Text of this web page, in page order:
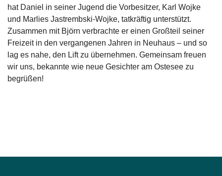
hat Daniel in seiner Jugend die Vorbesitzer, Karl Wojke
und Marlies Jastrembski-Wojke, tatkräftig unterstützt.
Zusammen mit Björn verbrachte er einen Großteil seiner
Freizeit in den vergangenen Jahren in Neuhaus – und so
lag es nahe, den Lift zu übernehmen. Gemeinsam freuen
wir uns, bekannte wie neue Gesichter am Ostesee zu
begrüßen!